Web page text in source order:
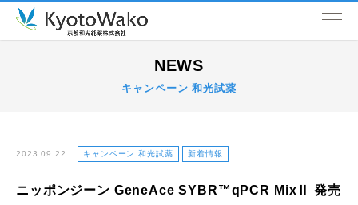
取扱品目
SDGs
NEWS
キャンペーン 和光試薬
2023.09.22 キャンペーン 和光試薬 新着情報
ニッポンジーン GeneAce SYBR™qPCR MixⅡ 発売